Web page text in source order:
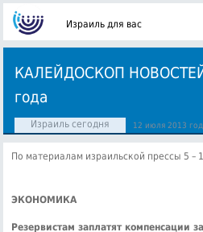
Израиль для вас
КАЛЕЙДОСКОП
года
Израиль сегодня 12 июля 2013
По материалам израильской прессы 5 –
ЭКОНОМИКА
Резервистам заплатят компенсации